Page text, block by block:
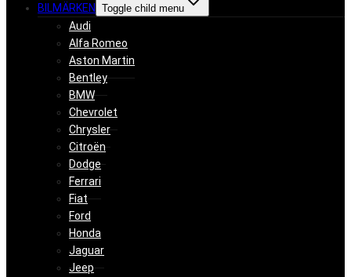
BILMÄRKEN Toggle child menu
Audi
Alfa Romeo
Aston Martin
Bentley
BMW
Chevrolet
Chrysler
Citroën
Dodge
Ferrari
Fiat
Ford
Honda
Jaguar
Jeep